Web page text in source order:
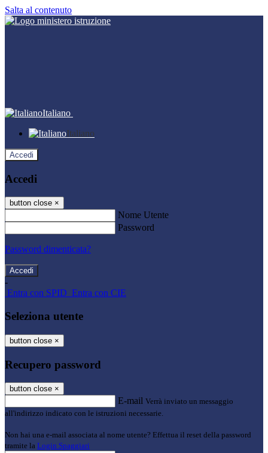
Salta al contenuto
Italiano
Italiano
Accedi
Accedi
button close ×
Nome Utente
Password
Password dimenticata?
-
Entra con SPID Entra con CIE
Seleziona utente
button close ×
Recupero password
button close ×
E-mail Verrà inviato un messaggio
all'indirizzo indicato con le istruzioni necessarie.
Non hai una e-mail associata al nome utente? Effettua il reset della password
tramite la Login Spaggiari